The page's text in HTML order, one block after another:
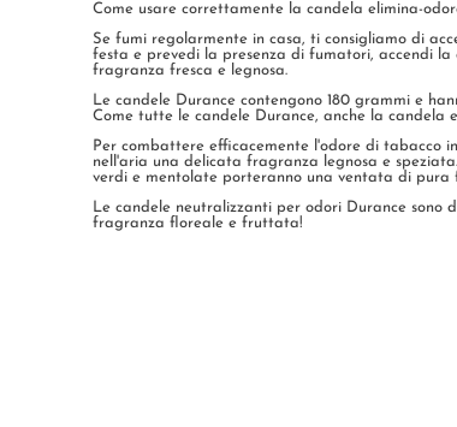
Come usare correttamente la candela elimina-
Se fumi regolarmente in casa, ti consigliamo di
festa e prevedi la presenza di fumatori, accendi
fragranza fresca e legnosa.
Le candele Durance contengono 180 grammi e
Come tutte le candele Durance, anche la
Per combattere efficacemente l'odore di tabacco
nell'aria una delicata fragranza legnosa e
verdi e mentolate porteranno una ventata di pura
Le candele neutralizzanti per odori Durance sono
fragranza floreale e fruttata!